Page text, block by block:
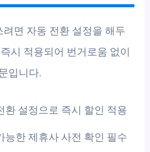
면 자동 전환 설정을 해두
시 적용되어 번거로움 없이
입니다.
환 설정으로 즉시 할인 적용
능한 제휴사 사전 확인 필수